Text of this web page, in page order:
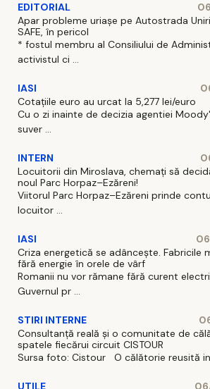
EDITORIAL
Apar probleme uriașe pe Autostrada
SAFE, în pericol
* fostul membru al Consiliului de
activistul ci ...
IASI
Cotațiile euro au urcat la 5,277 lei/euro
Cu o zi inainte de decizia agentiei
suver ...
INTERN
Locuitorii din Miroslava, chemați să
noul Parc Horpaz–Ezăreni!
Viitorul Parc Horpaz–Ezăreni prinde
locuitor ...
IASI
Criza energetică se adâncește. Fabricile
fără energie în orele de vârf
Romanii nu vor rămane fără curent
Guvernul pr ...
STIRI INTERNE
Consultanță reală și o comunitate de
spatele fiecărui circuit CISTOUR
Sursa foto: Cistour O călătorie reusită
UTILE